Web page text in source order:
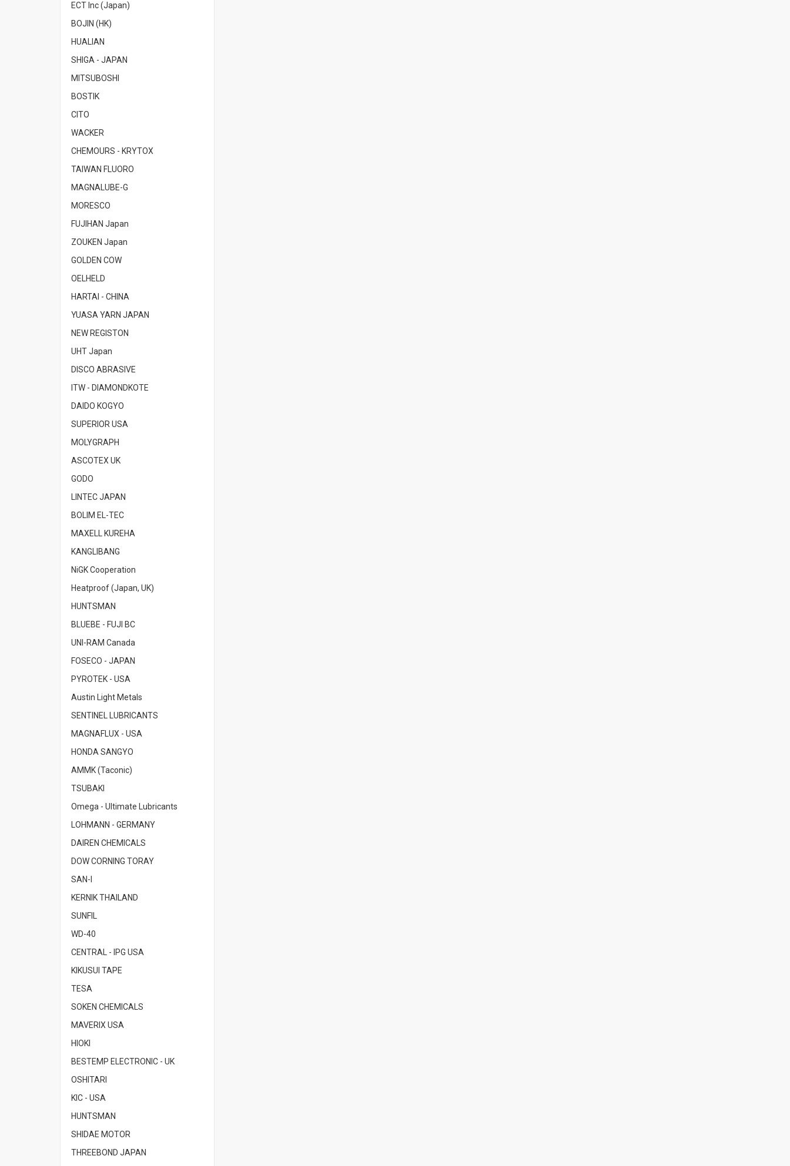
ECT Inc (Japan)
BOJIN (HK)
HUALIAN
SHIGA - JAPAN
MITSUBOSHI
BOSTIK
CITO
WACKER
CHEMOURS - KRYTOX
TAIWAN FLUORO
MAGNALUBE-G
MORESCO
FUJIHAN Japan
ZOUKEN Japan
GOLDEN COW
OELHELD
HARTAI - CHINA
YUASA YARN JAPAN
NEW REGISTON
UHT Japan
DISCO ABRASIVE
ITW - DIAMONDKOTE
DAIDO KOGYO
SUPERIOR USA
MOLYGRAPH
ASCOTEX UK
GODO
LINTEC JAPAN
BOLIM EL-TEC
MAXELL KUREHA
KANGLIBANG
NiGK Cooperation
Heatproof (Japan, UK)
HUNTSMAN
BLUEBE - FUJI BC
UNI-RAM Canada
FOSECO - JAPAN
PYROTEK - USA
Austin Light Metals
SENTINEL LUBRICANTS
MAGNAFLUX - USA
HONDA SANGYO
AMMK (Taconic)
TSUBAKI
Omega - Ultimate Lubricants
LOHMANN - GERMANY
DAIREN CHEMICALS
DOW CORNING TORAY
SAN-I
KERNIK THAILAND
SUNFIL
WD-40
CENTRAL - IPG USA
KIKUSUI TAPE
TESA
SOKEN CHEMICALS
MAVERIX USA
HIOKI
BESTEMP ELECTRONIC - UK
OSHITARI
KIC - USA
HUNTSMAN
SHIDAE MOTOR
THREEBOND JAPAN